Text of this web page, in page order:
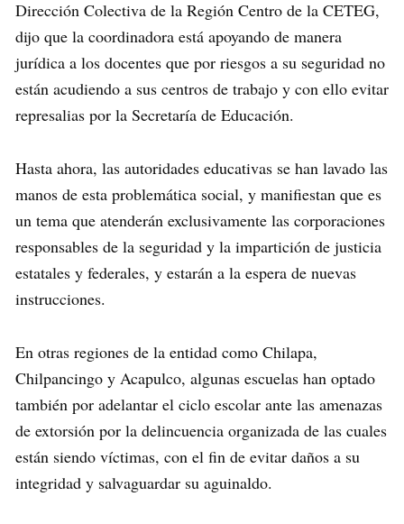
Dirección Colectiva de la Región Centro de la CETEG,
dijo que la coordinadora está apoyando de manera
jurídica a los docentes que por riesgos a su seguridad no
están acudiendo a sus centros de trabajo y con ello evitar
represalias por la Secretaría de Educación.
Hasta ahora, las autoridades educativas se han lavado las
manos de esta problemática social, y manifiestan que es
un tema que atenderán exclusivamente las corporaciones
responsables de la seguridad y la impartición de justicia
estatales y federales, y estarán a la espera de nuevas
instrucciones.
En otras regiones de la entidad como Chilapa,
Chilpancingo y Acapulco, algunas escuelas han optado
también por adelantar el ciclo escolar ante las amenazas
de extorsión por la delincuencia organizada de las cuales
están siendo víctimas, con el fin de evitar daños a su
integridad y salvaguardar su aguinaldo.